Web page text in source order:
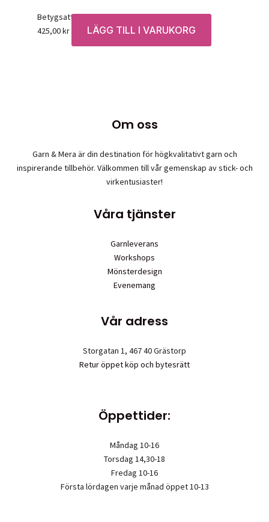
Betygsatt0av 5
425,00kr LÄGG TILL I VARUKORG
Om oss
Garn & Mera är din destination för högkvalitativt garn och
inspirerande tillbehör. Välkommen till vår gemenskap av stick- och
virkentusiaster!
Våra tjänster
Garnleverans
Workshops
Mönsterdesign
Evenemang
Vår adress
Storgatan 1, 467 40 Grästorp
Retur öppet köp och bytesrätt
Öppettider:
Måndag 10-16
Torsdag 14,30-18
Fredag 10-16
Första lördagen varje månad öppet 10-13